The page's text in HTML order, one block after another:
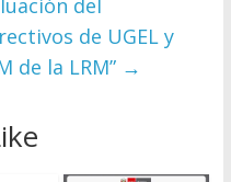
del
de UGEL y
de la LRM” →